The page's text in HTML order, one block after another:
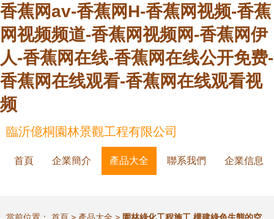
香蕉网av-香蕉网H-香蕉网视频-香蕉
网视频频道-香蕉网视频网-香蕉网伊
人-香蕉网在线-香蕉网在线公开免费-
香蕉网在线观看-香蕉网在线观看视
频
臨沂億桐園林景觀工程有限公司
首頁 企業簡介 產品大全 聯系我們 企業信息